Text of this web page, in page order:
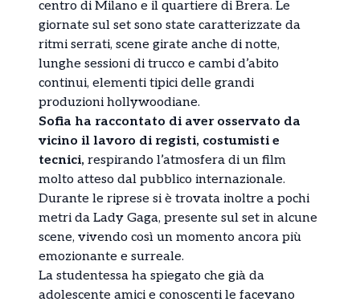
centro di Milano e il quartiere di Brera. Le
giornate sul set sono state caratterizzate da
ritmi serrati, scene girate anche di notte,
lunghe sessioni di trucco e cambi d’abito
continui, elementi tipici delle grandi
produzioni hollywoodiane.
Sofia ha raccontato di aver osservato da
vicino il lavoro di registi, costumisti e
tecnici, respirando l’atmosfera di un film
molto atteso dal pubblico internazionale.
Durante le riprese si è trovata inoltre a pochi
metri da Lady Gaga, presente sul set in alcune
scene, vivendo così un momento ancora più
emozionante e surreale.
La studentessa ha spiegato che già da
adolescente amici e conoscenti le facevano